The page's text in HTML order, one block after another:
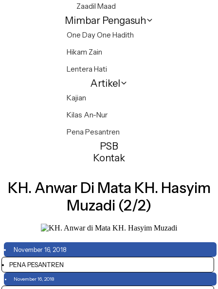
Zaadil Maad
Mimbar Pengasuh
One Day One Hadith
Hikam Zain
Lentera Hati
Artikel
Kajian
Kilas An-Nur
Pena Pesantren
PSB
Kontak
KH. Anwar Di Mata KH. Hasyim
Muzadi (2/2)
November 16, 2018
PENA PESANTREN
November 16, 2018